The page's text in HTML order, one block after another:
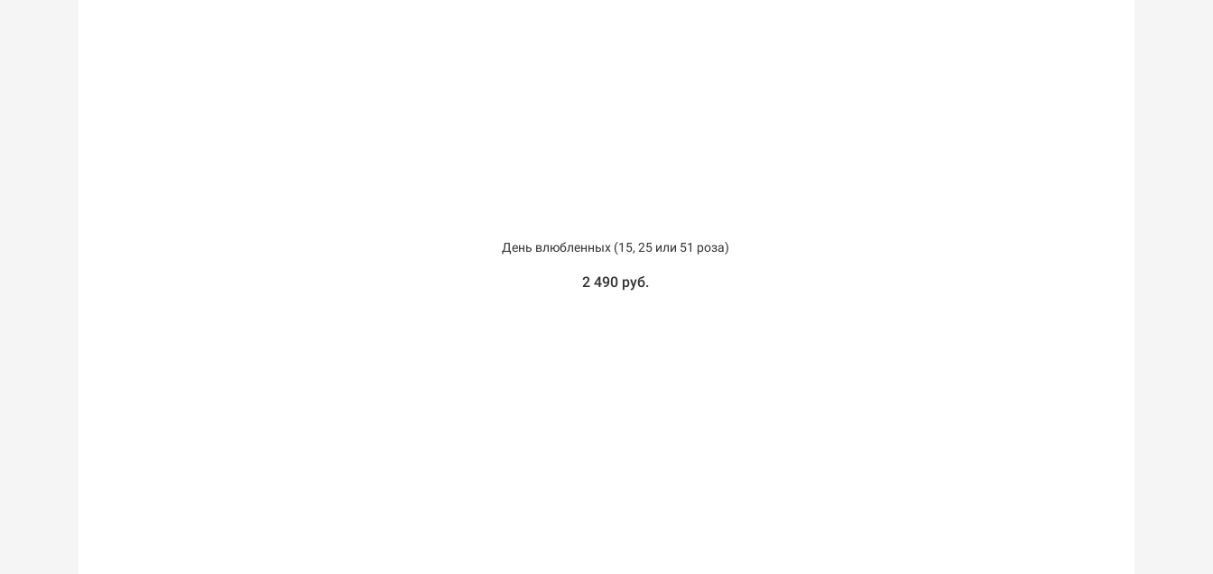
День влюбленных (15, 25 или 51 роза)
2 490 руб.